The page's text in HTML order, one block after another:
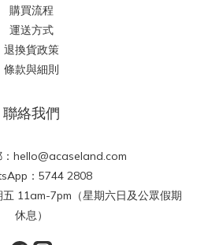
購買流程
運送方式
退換貨政策
條款與細則
聯絡我們
：hello@acaseland.com
：5744 2808
11am-7pm（星期六日及公眾假期
休息）